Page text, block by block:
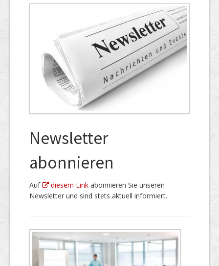
Newsletter
abonnieren
Auf diesem Link abonnieren Sie unseren
Newsletter und sind stets aktuell informiert.